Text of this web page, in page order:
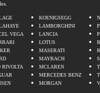
VEGA
RIVOLTA
KOENIGSEGG
LAMBORGHINI
LANCIA
LOTUS
MASERATI
MAYBACH
MCLAREN
MERCEDES BENZ
MORGAN